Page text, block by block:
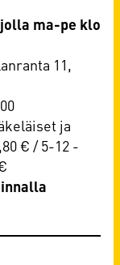
ma-pe klo
11,
ja
€ / 5-12 -